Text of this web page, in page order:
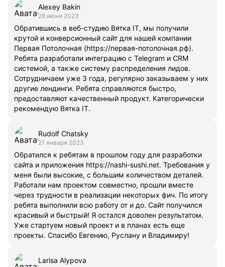
Alexey Bakin
28 июня 2023
Обратившись в веб-студию Вятка IT, мы получили
крутой и конверсионный сайт для нашей компании
Первая Потолочная (https://первая-потолочная.рф).
Ребята разработали интеграцию с Telegram и CRM
системой, а также систему распределения лидов.
Сотрудничаем уже 3 года, регулярно заказываем у них
другие лендинги. Ребята справляются быстро,
предоставляют качественный продукт. Категорически
рекомендую Вятка IT.
Rudolf Chatsky
21 января 2023
Обратился к ребятам в прошлом году для разработки
сайта и приложения https://nashi-sushi.net. Требования у
меня были высокие, с большим количеством деталей.
Работали нам проектом совместно, прошли вместе
через трудности в реализации некоторых фич. По итогу
ребята выполнили всю работу от и до. Сайт получился
красивый и быстрый! Я остался доволен результатом.
Уже стартуем новый проект и в планах есть еще
проекты. Спасибо Евгению, Руслану и Владимиру!
Larisa Alypova